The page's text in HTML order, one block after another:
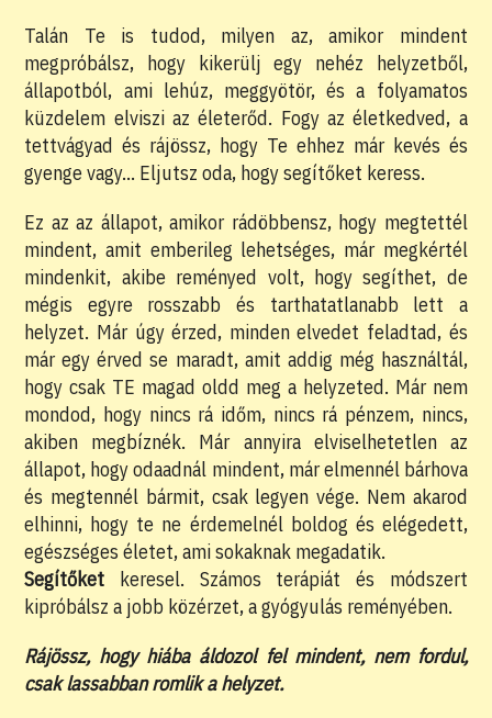
Talán Te is tudod, milyen az, amikor mindent
megpróbálsz, hogy kikerülj egy nehéz helyzetből,
állapotból, ami lehúz, meggyötör, és a folyamatos
küzdelem elviszi az életerőd. Fogy az életkedved, a
tettvágyad és rájössz, hogy Te ehhez már kevés és
gyenge vagy… Eljutsz oda, hogy segítőket keress.
Ez az az állapot, amikor rádöbbensz, hogy megtettél
mindent, amit emberileg lehetséges, már megkértél
mindenkit, akibe reményed volt, hogy segíthet, de
mégis egyre rosszabb és tarthatatlanabb lett a
helyzet. Már úgy érzed, minden elvedet feladtad, és
már egy érved se maradt, amit addig még használtál,
hogy csak TE magad oldd meg a helyzeted. Már nem
mondod, hogy nincs rá időm, nincs rá pénzem, nincs,
akiben megbíznék. Már annyira elviselhetetlen az
állapot, hogy odaadnál mindent, már elmennél bárhova
és megtennél bármit, csak legyen vége. Nem akarod
elhinni, hogy te ne érdemelnél boldog és elégedett,
egészséges életet, ami sokaknak megadatik.
Segítőket keresel. Számos terápiát és módszert
kipróbálsz a jobb közérzet, a gyógyulás reményében.
Rájössz, hogy hiába áldozol fel mindent, nem fordul,
csak lassabban romlik a helyzet.